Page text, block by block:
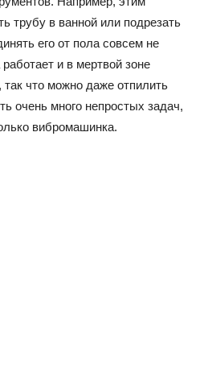
трубу в ванной или подрезать
его от пола совсем не
и в мертвой зоне
так что можно даже отпилить
очень много непростых задач,
вибромашинка.